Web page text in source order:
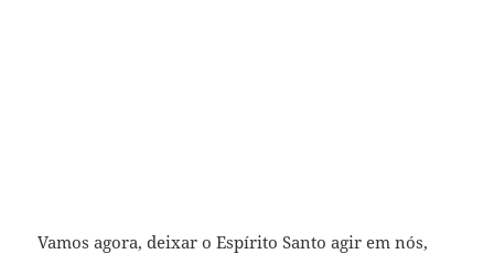
Vamos agora, deixar o Espírito Santo agir em nós,